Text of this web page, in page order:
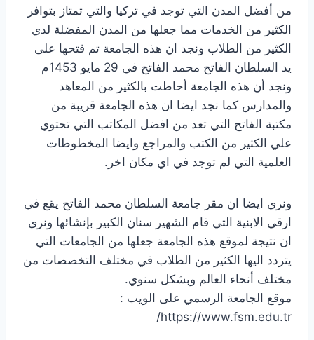
من أفضل المدن التي توجد في تركيا والتي تمتاز بتوافر
الكثير من الخدمات مما جعلها من المدن المفضلة لدي
الكثير من الطلاب ونجد ان هذه الجامعة تم فتحها على
يد السلطان الفاتح محمد الفاتح في 29 مايو 1453م
ونجد أن هذه الجامعة أحاطت بالكثير من المعاهد
والمدارس كما نجد ايضا ان هذه الجامعة قريبة من
مكتبة الفاتح التي تعد من افضل المكاتب التي تحتوي
علي الكثير من الكتب والمراجع وايضا المخطوطات
العلمية التي لم توجد في اي مكان اخر.
ونري ايضا ان مقر جامعة السلطان محمد الفاتح يقع في
ارقي الابنية التي قام الشهير سنان الكبير بإنشائها ونرى
ان نتيجة لموقع هذه الجامعة جعلها من الجامعات التي
يتردد اليها الكثير من الطلاب في مختلف التخصصات من
مختلف أنحاء العالم وبشكل سنوي.
موقع الجامعة الرسمي على الويب :
https://www.fsm.edu.tr/